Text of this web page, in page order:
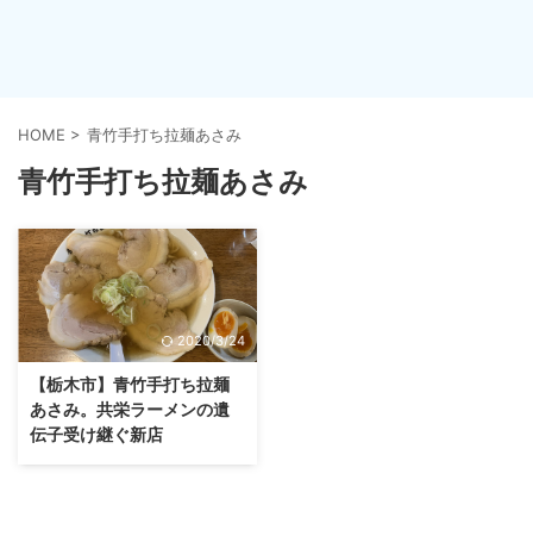
HOME > 青竹手打ち拉麺あさみ
青竹手打ち拉麺あさみ
2020/3/24
【栃木市】青竹手打ち拉麺
あさみ。共栄ラーメンの遺
伝子受け継ぐ新店